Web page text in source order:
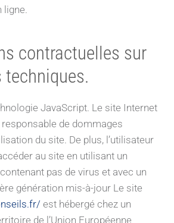
ligne.
contractuelles sur
techniques.
JavaScript. Le site Internet
de dommages
du site. De plus, l’utilisateur
au site en utilisant un
pas de virus et avec un
génération mis-à-jour Le site
est hébergé chez un
de l’Union Européenne